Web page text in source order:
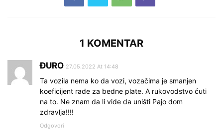
1 KOMENTAR
ĐURO 27.05.2022 At 14:48
Ta vozila nema ko da vozi, vozačima je smanjen
koeficijent rade za bedne plate. A rukovodstvo ćuti
na to. Ne znam da li vide da uništi Pajo dom
zdravlja!!!!
Odgovori